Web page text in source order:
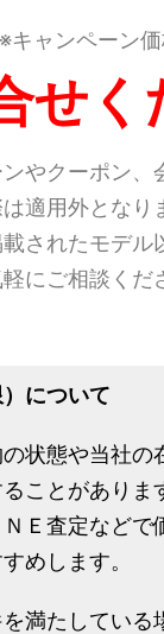
※キャンペーン
せく
やクーポン、
適用外となり
されたモデル
にご相談くだ
について
状態や当社の
ことがありま
Ｅ査定などで
めします。
満たしている